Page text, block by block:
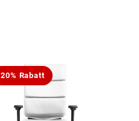
20% Rabatt